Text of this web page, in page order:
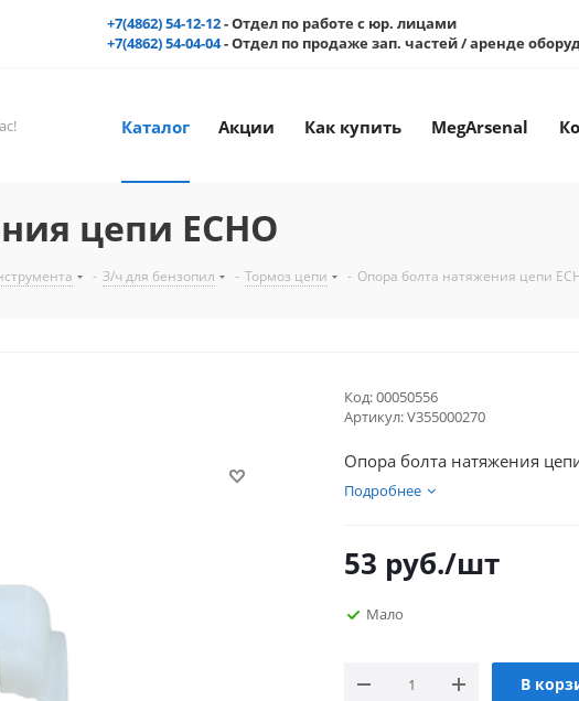
+7(4862) 54-12-12- Отдел по работе с юр. лицами
+7(4862) 54-04-04- Отдел по продаже зап. частей / аренде
Каталог Акции Как купить MegArsenal
цепи ECHO
- З/ч для бензопил - Тормоз цепи - Опора болта натяжения цепи
Код:00050556
Артикул:V355000270
Опора болта натяжения
Подробнее
53 руб./шт
Мало
В